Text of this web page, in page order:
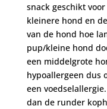
snack geschikt
kleinere hond en
van de hond hoe
pup/kleine hond
een middelgrote
hypoallergeen dus
een
dan de runder